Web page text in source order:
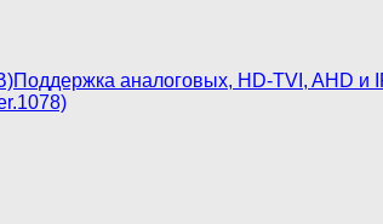
аналоговых, HD-TVI, AHD и